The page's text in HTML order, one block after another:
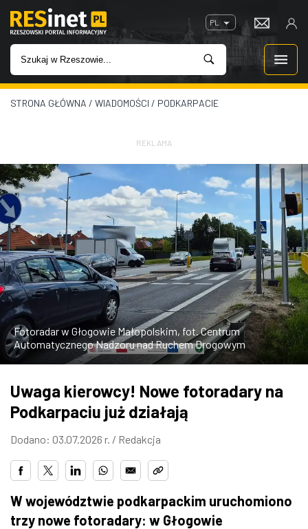
PL
WIADOMOŚCI
IMPREZY
ROZRYWKA
W KINACH
GASTRONOMIA
ZDJĘCIA
W RZESZOWIE
STRONA GŁÓWNA / WIADOMOŚCI / PODKARPACIE
REKLAMA
Fotoradar w Głogowie Małopolskim, fot. Centrum
Automatycznego Nadzoru nad Ruchem Drogowym
Uwaga kierowcy! Nowe fotoradary na
Podkarpaciu już działają
Dodano: 03.07.2026 r. / Redakcja
W województwie podkarpackim uruchomiono
trzy nowe fotoradary: w Głogowie